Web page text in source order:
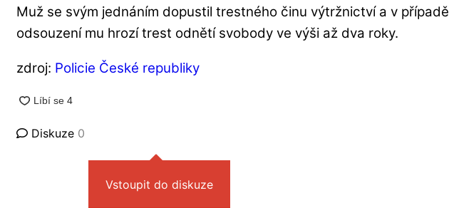
Muž se svým jednáním dopustil trestného činu výtržnictví a v případě
odsouzení mu hrozí trest odnětí svobody ve výši až dva roky.
zdroj: Policie České republiky
Diskuze 0
Vstoupit do diskuze